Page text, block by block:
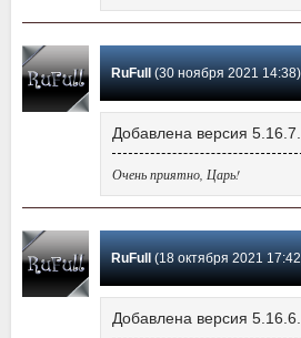
RuFull (30 ноября 2021 14:38)
Добавлена версия
Очень приятно, Царь!
RuFull (18 октября 2021 17:42)
Добавлена версия